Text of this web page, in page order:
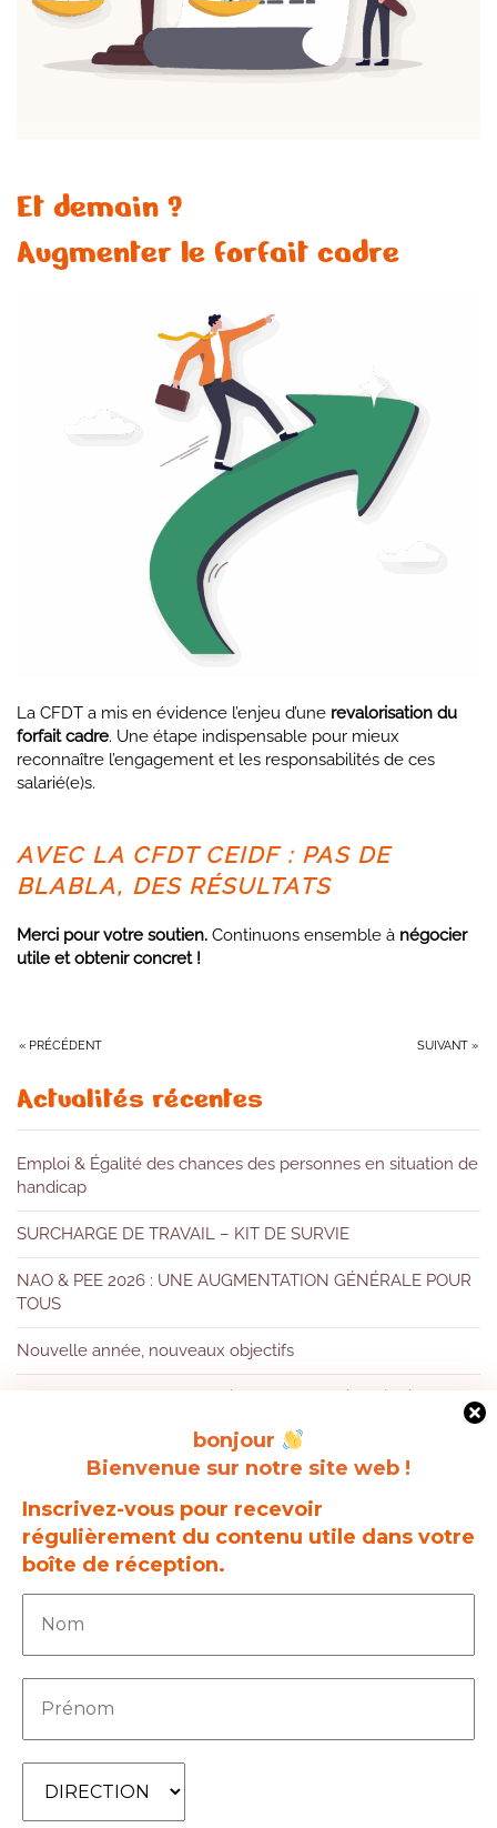
Et demain ?
Augmenter le forfait cadre
La CFDT a mis en évidence l’enjeu d’une revalorisation du
forfait cadre. Une étape indispensable pour mieux
reconnaître l’engagement et les responsabilités de ces
salarié(e)s.
AVEC LA CFDT CEIDF : PAS DE
BLABLA, DES RÉSULTATS
Merci pour votre soutien. Continuons ensemble à négocier
utile et obtenir concret !
bonjour
Bienvenue sur notre site web !
Inscrivez-vous pour recevoir
régulièrement du contenu utile dans votre
boîte de réception.
« PRÉCÉDENT SUIVANT »
Actualités récentes
Emploi & Égalité des chances des personnes en situation de
handicap
SURCHARGE DE TRAVAIL – KIT DE SURVIE
NAO & PEE 2026 : UNE AUGMENTATION GÉNÉRALE POUR
TOUS
Nouvelle année, nouveaux objectifs
INTEMPERIES les leçons à tirer d’une semaine difficile !
Catégories
Accords entreprise
Dispositions sociales diverses
E-agence
PEE
Temps de travail
Actualités